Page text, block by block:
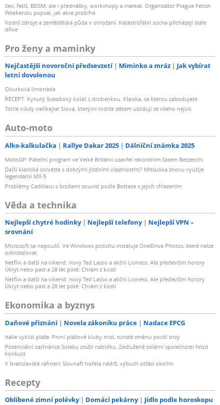
Sex, fetiš, BDSM, ale i přednášky, workshopy a market. Organizátor Prague Fetish
Weekendu popsal, jak akce probíhá
Vodní zdroje a zemědělská půda v ohrožení: Katastrofální sucha přicházejí stále
dříve
Pro ženy a maminky
Nejčastější novoroční předsevzetí Miminko a mráz
Jak vybírat
letní dovolenou
Okurková limonáda
RECEPT: Kynutý švestkový koláč s drobenkou. Klasika, se kterou zabodujete
Tohle nikdy neříkejte! Slova, kterými rodiče dětem ubližují ze všeho nejvíc
Auto-moto
Alko-kalkulačka Rallye Dakar 2025 Dálniční známka 2025
MotoGP: Páteční program ve Velké Británii uzavřel rekordním časem Bezzecchi
Další klasická corvette s dobrými jízdními vlastnostmi? Mitsuoka znovu využije
legendární MX-5
Problémy Cadillacu s brzdami souvisí podle Bottase s jejich chlazením
Věda a technika
Nejlepší chytré hodinky Nejlepší telefony
Nejlepší VPN –
srovnání
Microsoft se nepoučil. Ve Windows potichu instaluje OneDrive Photos, které nelze
odinstalovat
Netflix a další na víkend: nový Ted Lasso a akční Lioness. Ale především horory
Úkryt nebo past a 28 let poté: Chrám z kostí
Netflix a další na víkend: nový Ted Lasso a akční Lioness. Ale především horory
Úkryt nebo past a 28 let poté: Chrám z kostí
Ekonomika a byznys
Daňové přiznání Novela zákoníku práce Nadace EPCG
Itálie vyklízí pláže. První plážové kluby mizí, turisté změnu pocítí brzy
Potenciální zachránce Soleku zrušil nabídku. Zadlužené solární společnosti hrozí
konkurz
V bratislavské rafinerii Slovnaft hořela nádrž, výbuch otřásl okolím
Recepty
Oblíbené zimní polévky Domácí pekárny Jídlo podle horoskopu